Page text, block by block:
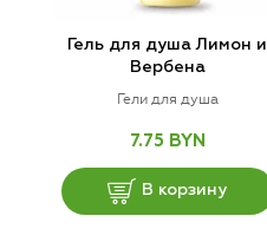
Гель для душа Лимон и
Вербена
Гели для душа
7.75 BYN
В корзину